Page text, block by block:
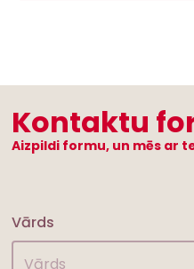
Kontaktu
Aizpildi formu, un mēs ar
Vārds